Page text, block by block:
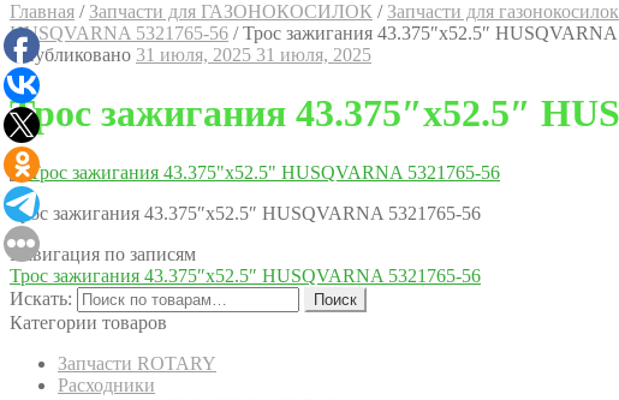
Главная / Запчасти для ГАЗОНОКОСИЛОК / Запчасти для
HUSQVARNA 5321765-56 /Трос зажигания 43.375″х52.5″
Опубликовано 31 июля, 2025 31 июля, 2025
Трос зажигания 43.375″х52.5″
Трос зажигания 43.375″х52.5″ HUSQVARNA 5321765-56
Навигация по записям
Трос зажигания 43.375″х52.5″ HUSQVARNA 5321765-56
Искать:
Поиск
Категории товаров
Запчасти ROTARY
Расходники